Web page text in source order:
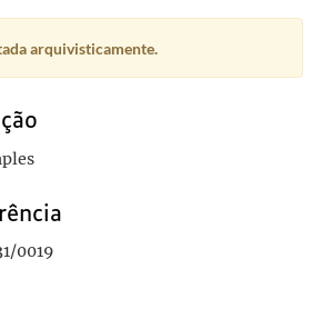
arquivisticamente.
0019